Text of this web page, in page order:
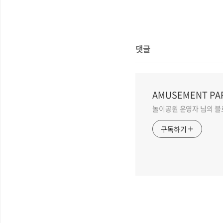
댓글
AMUSEMENT
놀이공원 운영자 님의 블
구독하기